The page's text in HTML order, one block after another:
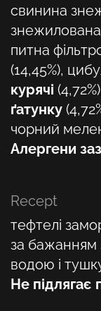
свинина
знежилована
питна
(14,45%),
курячі
ґатунку
чорний
Алергени
Recept
тефтелі
за бажанням
водою і
Не